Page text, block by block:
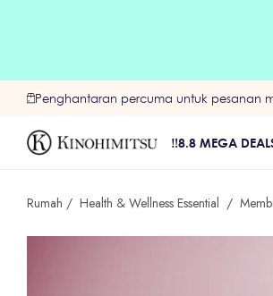
Penghantaran percuma untuk pesanan
‼️8.8 MEGA
Rumah / Health & Wellness Essential /